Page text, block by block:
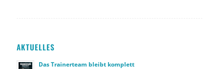
AKTUELLES
Das Trainerteam bleibt komplett